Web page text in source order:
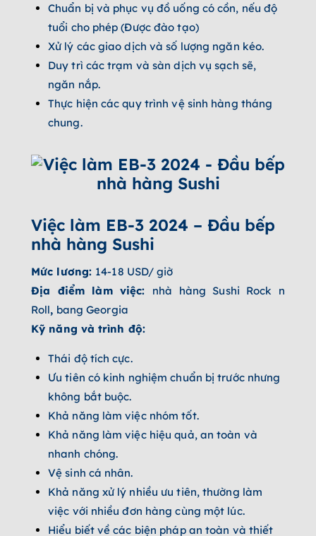
Chuẩn bị và phục vụ đồ uống có cồn, nếu độ
tuổi cho phép (Được đào tạo)
Xử lý các giao dịch và số lượng ngăn kéo.
Duy trì các trạm và sàn dịch vụ sạch sẽ,
ngăn nắp.
Thực hiện các quy trình vệ sinh hàng tháng
chung.
Việc làm EB-3 2024 – Đầu bếp
nhà hàng Sushi
Mức lương: 14-18 USD/ giờ
Địa điểm làm việc: nhà hàng Sushi Rock n
Roll, bang Georgia
Kỹ năng và trình độ:
Thái độ tích cực.
Ưu tiên có kinh nghiệm chuẩn bị trước nhưng
không bắt buộc.
Khả năng làm việc nhóm tốt.
Khả năng làm việc hiệu quả, an toàn và
nhanh chóng.
Vệ sinh cá nhân.
Khả năng xử lý nhiều ưu tiên, thường làm
việc với nhiều đơn hàng cùng một lúc.
Hiểu biết về các biện pháp an toàn và thiết